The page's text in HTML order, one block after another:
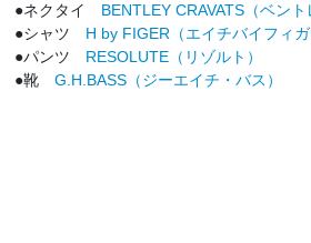
●ネクタイ BENTLEY CRAVATS（ベン
●シャツ H by FIGER（エイチバイフィ
●パンツ RESOLUTE（リゾルト）
●靴G.H.BASS（ジーエイチ・バス）